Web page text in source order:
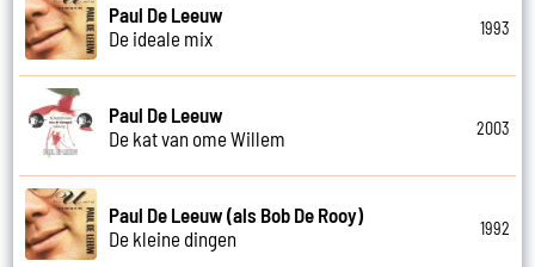
Paul De Leeuw
De ideale mix
1993
Paul De Leeuw
De kat van ome Willem
2003
Paul De Leeuw (als Bob De Rooy)
De kleine dingen
1992